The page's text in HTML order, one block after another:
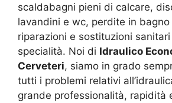
scaldabagni pieni di calcare,
lavandini e wc, perdite in bagno
riparazioni e sostituzioni
specialità. Noi di Idraulico
Cerveteri, siamo in grado
tutti i problemi relativi
grande professionalità, rapidità